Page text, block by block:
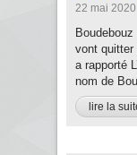
22 mai 2020
vont quitter
a rapporté
nom de
lire la